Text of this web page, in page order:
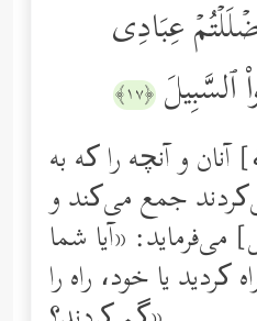
عِبَادِی
ٱلسَّبِیلَ ﴿١٧﴾
و آنچه را که به
جمع می‌کند و
می‌فرماید: «آیا شما
کردید یا خود، راه را